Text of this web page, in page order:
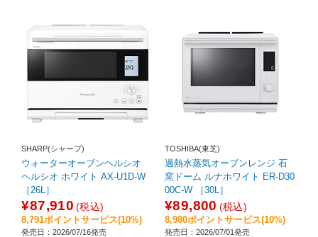
SHARP(シャープ)
ウォーターオーブンヘルシオ
ヘルシオ ホワイト AX-U1D-W
［26L］
¥87,910 (税込)
8,791ポイントサービス(10%)
発売日：2026/07/16発売
TOSHIBA(東芝)
過熱水蒸気オーブンレンジ 石
窯ドーム ルナホワイト ER-D30
00C-W ［30L］
¥89,800 (税込)
8,980ポイントサービス(10%)
発売日：2026/07/01発売